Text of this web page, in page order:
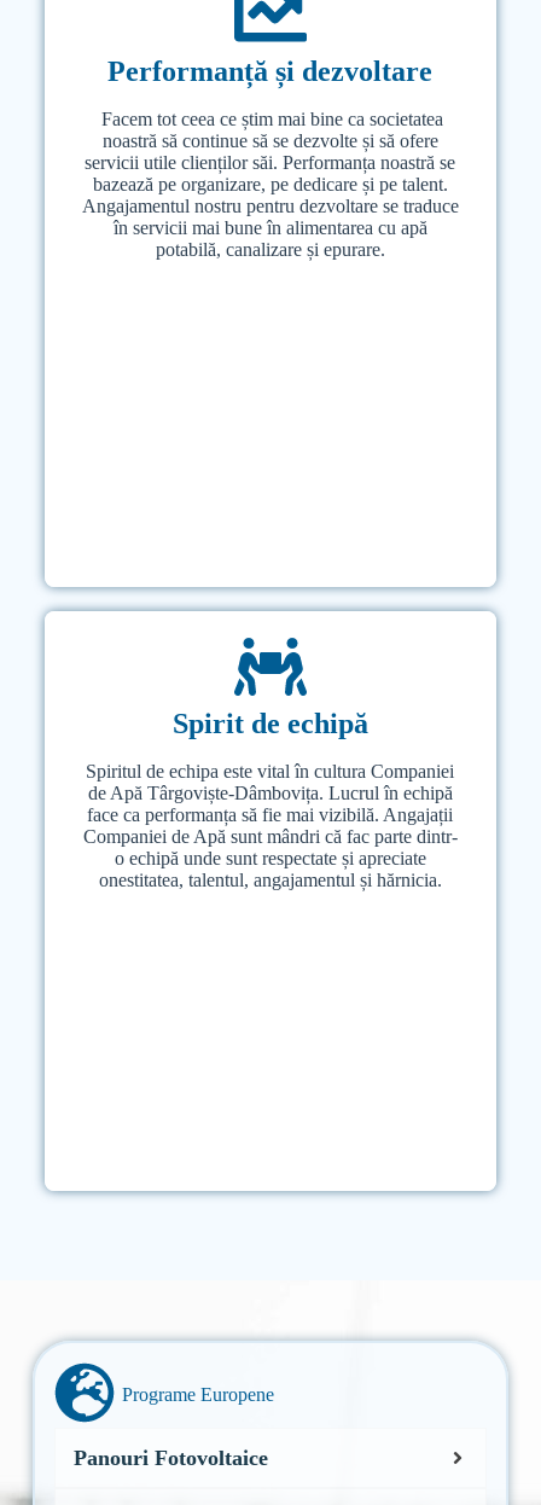
Performanță și dezvoltare
Facem tot ceea ce știm mai bine ca societatea
noastră să continue să se dezvolte și să ofere
servicii utile clienților săi. Performanța noastră se
bazează pe organizare, pe dedicare și pe talent.
Angajamentul nostru pentru dezvoltare se traduce
în servicii mai bune în alimentarea cu apă
potabilă, canalizare și epurare.
Performanță și dezvoltare
Facem tot ceea ce știm mai bine ca societatea
noastră să continue să se dezvolte și să ofere
servicii utile clienților săi. Performanța noastră se
bazează pe organizare, pe dedicare și pe talent.
Angajamentul nostru pentru dezvoltare se traduce
în servicii mai bune în alimentarea cu apă
potabilă, canalizare și epurare.
Spirit de echipă
Spiritul de echipa este vital în cultura Companiei
de Apă Târgoviște-Dâmbovița. Lucrul în echipă
face ca performanța să fie mai vizibilă. Angajații
Companiei de Apă sunt mândri că fac parte dintr-
o echipă unde sunt respectate și apreciate
onestitatea, talentul, angajamentul și hărnicia.
Spirit de echipă
Spiritul de echipă este vital în cultura Companiei
de Apă Târgoviște-Dâmbovița. Lucrul în echipă
face ca performanța să fie mai vizibilă. Angajații
Companiei de Apă sunt mândri că fac parte dintr-
o echipă unde sunt respectate și apreciate
onestitatea, talentul, angajamentul și hărnicia.
Programe Europene
Panouri Fotovoltaice